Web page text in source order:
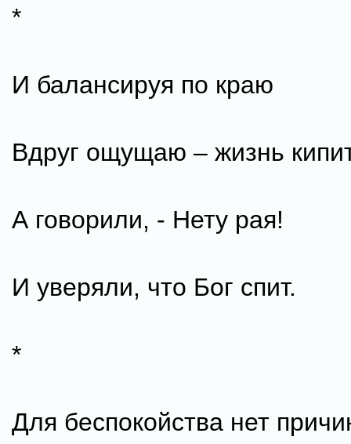
*
И балансируя по краю
Вдруг ощущаю – жизнь
А говорили, - Нету рая!
И уверяли, что Бог спит.
*
Для беспокойства нет